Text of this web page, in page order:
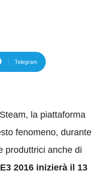
Telegram
la piattaforma
fenomeno, durante
produttrici anche di
2016 inizierà il 13